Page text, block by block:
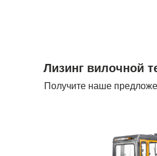
Лизинг вилочной
Получите наше